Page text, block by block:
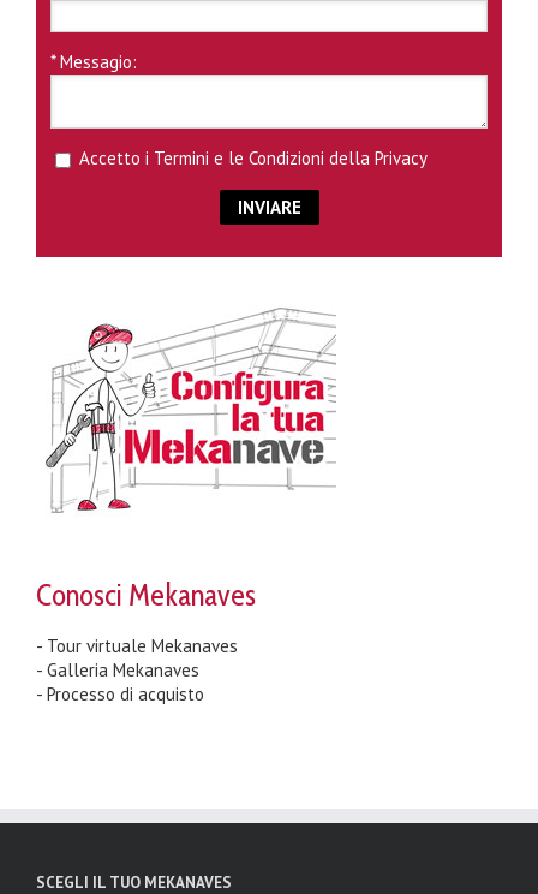
* Messagio:
Accetto i Termini e le Condizioni della Privacy
Conosci Mekanaves
- Tour virtuale Mekanaves
- Galleria Mekanaves
- Processo di acquisto
SCEGLI IL TUO MEKANAVES